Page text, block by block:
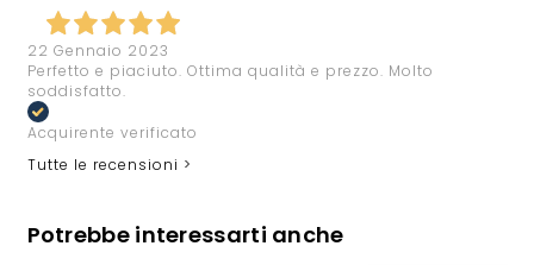
22 Gennaio 2023
Perfetto e piaciuto. Ottima qualità e prezzo. Molto
soddisfatto.
Acquirente verificato
Tutte le recensioni >
Potrebbe interessarti anche